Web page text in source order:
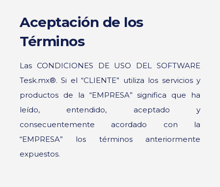
Aceptación de los
Términos
Las CONDICIONES DE USO DEL SOFTWARE
Tesk.mx®. Si el “CLIENTE” utiliza los servicios y
productos de la “EMPRESA” significa que ha
leído, entendido, aceptado y
consecuentemente acordado con la
“EMPRESA” los términos anteriormente
expuestos.